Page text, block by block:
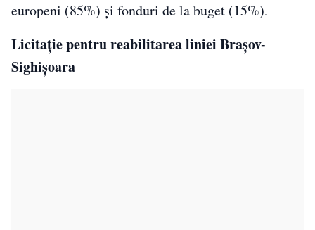
europeni (85%) şi fonduri de la buget (15%).
Licitaţie pentru reabilitarea liniei Braşov-
Sighişoara